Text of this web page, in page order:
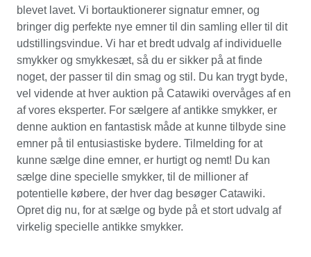
blevet lavet. Vi bortauktionerer signatur emner, og
bringer dig perfekte nye emner til din samling eller til dit
udstillingsvindue. Vi har et bredt udvalg af individuelle
smykker og smykkesæt, så du er sikker på at finde
noget, der passer til din smag og stil. Du kan trygt byde,
vel vidende at hver auktion på Catawiki overvåges af en
af vores eksperter. For sælgere af antikke smykker, er
denne auktion en fantastisk måde at kunne tilbyde sine
emner på til entusiastiske bydere. Tilmelding for at
kunne sælge dine emner, er hurtigt og nemt! Du kan
sælge dine specielle smykker, til de millioner af
potentielle købere, der hver dag besøger Catawiki.
Opret dig nu, for at sælge og byde på et stort udvalg af
virkelig specielle antikke smykker.